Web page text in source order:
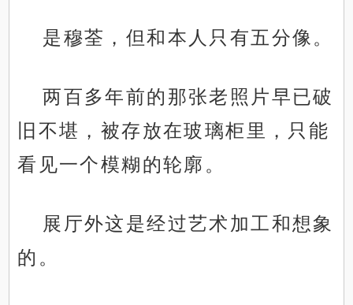
是穆荃，但和本人只有五分像。
两百多年前的那张老照片早已破
旧不堪，被存放在玻璃柜里，只能
看见一个模糊的轮廓。
展厅外这是经过艺术加工和想象
的。